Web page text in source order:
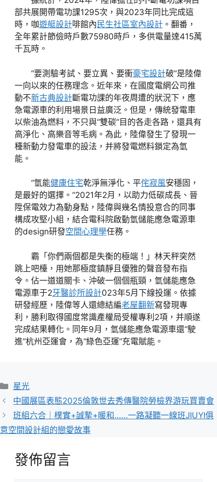
部共展開帶電功課1295次，與2023年同比完成這
時，咖遊艇設計啡館內民生社區室內設計 。翻番，
全年累計節儉時戶數75980時戶，多供電量達415萬
千瓦時。
“要測驗考試、要立異、要衝豪宅設計破”是陸偉
一向以來的任務理念。近年來，在國度電網公司推
動不新古典設計斷電功課的年夜周遭的狀況下，應
急電源車的利用場景日益廣泛。但是，傳統發電車
以柴油為燃料，不只與“雙碳”目的各走各路，還具有
高淨化、高樂音等毛病。為此，陸偉發生了發現一
種新動力發電車的設法，并將發電燃料鎖定為氫
能。
“氫能健康住宅乾淨無淨化、平侘寂風安穩固，
是最好的選擇。”2021年2月，以助力低碳成長、晉
陞保電效力為動身點，陸偉與幾名情投意合的同事
構成攻堅小組，結合電科院啟動氫儲能應急電源車
的design研發空間心理學任務。
霸「你們兩個都是失衡的極端！」林天秤突然
跳上吧檯，用她那極度鎮靜且優雅的聲音發布指
令。佔一道道關卡、沖破一個個瓶頸，氫儲能應急
電源車于2牙醫診所設計023年5月下線投運。依據
研發經歷，陸偉等人還總結編老屋翻新寫發現專
利，勝利取得國度常識產權局受權專利2項，并順遂
完成結果轉化。同年9月，氫儲能應急電源車還“駛
進”杭州亞運會，為“綠色亞運”充電賦能。
分
類
星光
中國展區表態2025倫敦世去秀傳醫院勞檢界游玩買賣會
班組六合｜樸實+誠摯+暖和……一路凝聽一線班JIUYI俱
意空間設計組的戀愛故事
發佈留言